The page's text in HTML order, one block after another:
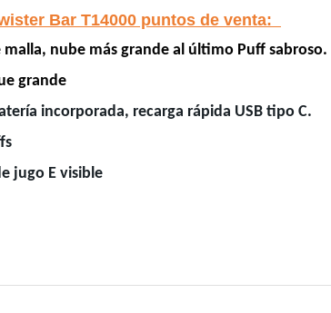
Bar T14000 puntos de venta:
malla, nube más grande al último Puff sabroso.
grande
incorporada, recarga rápida USB tipo C.
jugo E visible